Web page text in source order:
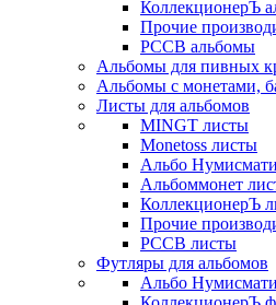
КоллекционерЪ
Прочие
РССВ альбомы
Альбомы для пивных
Альбомы с монетами,
Листы для альбомов
MINGT листы
Monetoss листы
Альбо
Альбоммонет
КоллекционерЪ
Прочие
РССВ листы
Футляры для альбомов
Альбо